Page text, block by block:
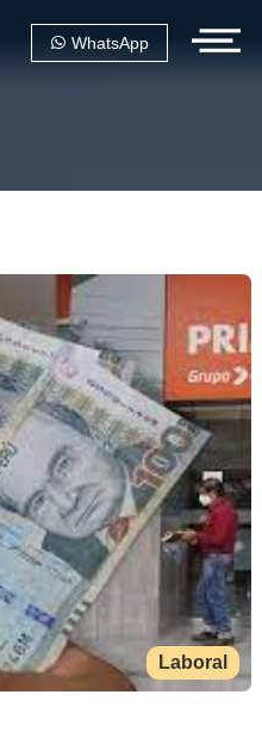
WhatsApp
Laboral